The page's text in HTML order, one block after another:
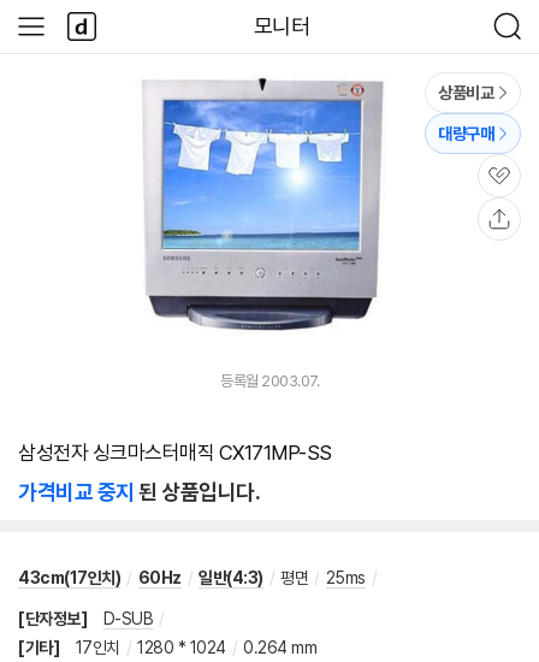
모니터
검
색
사
이
다
나
와
상품비교
대량구매
관
심
등록월 2003.07.
삼성전자 싱크마스터매직 CX171MP-SS
가격비교 중지 된 상품입니다.
43cm(17인치) / 60Hz / 일반(4:3) / 평면 / 25ms /
[단자정보] D-SUB /
[기타]
17인치 / 1280 * 1024 / 0.264 mm